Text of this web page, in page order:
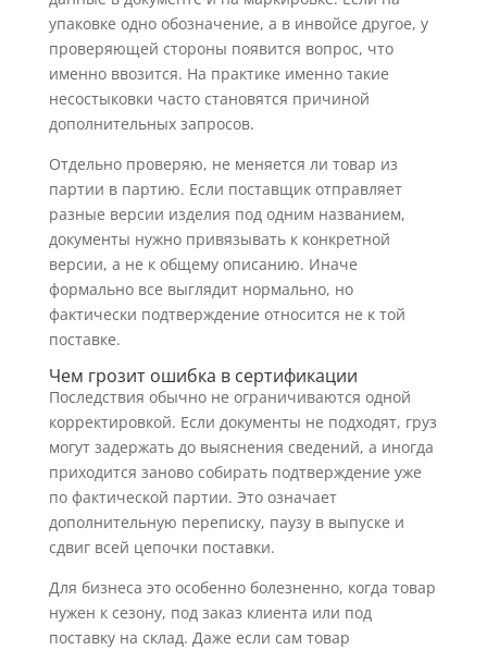
упаковке одно обозначение, а в инвойсе другое, у
проверяющей стороны появится вопрос, что
именно ввозится. На практике именно такие
несостыковки часто становятся причиной
дополнительных запросов.
Отдельно проверяю, не меняется ли товар из
партии в партию. Если поставщик отправляет
разные версии изделия под одним названием,
документы нужно привязывать к конкретной
версии, а не к общему описанию. Иначе
формально все выглядит нормально, но
фактически подтверждение относится не к той
поставке.
Чем грозит ошибка в сертификации
Последствия обычно не ограничиваются одной
корректировкой. Если документы не подходят, груз
могут задержать до выяснения сведений, а иногда
приходится заново собирать подтверждение уже
по фактической партии. Это означает
дополнительную переписку, паузу в выпуске и
сдвиг всей цепочки поставки.
Для бизнеса это особенно болезненно, когда товар
нужен к сезону, под заказ клиента или под
поставку на склад. Даже если сам товар